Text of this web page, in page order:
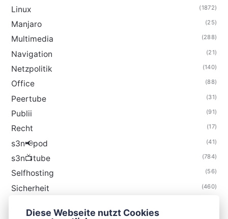
Linux (1872)
Manjaro (25)
Multimedia (288)
Navigation (21)
Netzpolitik (140)
Office (88)
Peertube (31)
Publii (91)
Recht (17)
s3n📢pod (41)
s3n📺tube (784)
Selfhosting (56)
Sicherheit (460)
Diese Webseite nutzt Cookies